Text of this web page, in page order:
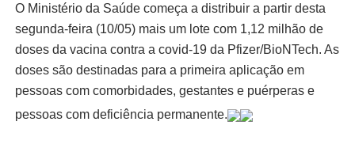
O Ministério da Saúde começa a distribuir a partir desta
segunda-feira (10/05) mais um lote com 1,12 milhão de
doses da vacina contra a covid-19 da Pfizer/BioNTech. As
doses são destinadas para a primeira aplicação em
pessoas com comorbidades, gestantes e puérperas e
pessoas com deficiência permanente.